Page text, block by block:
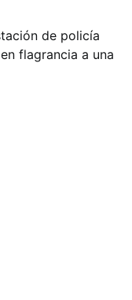
de policía
flagrancia a una